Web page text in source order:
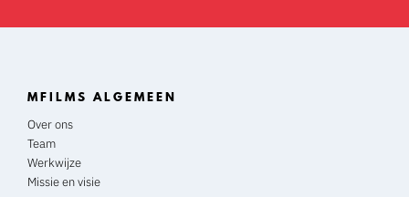
MFILMS ALGEMEEN
Over ons
Team
Werkwijze
Missie en visie